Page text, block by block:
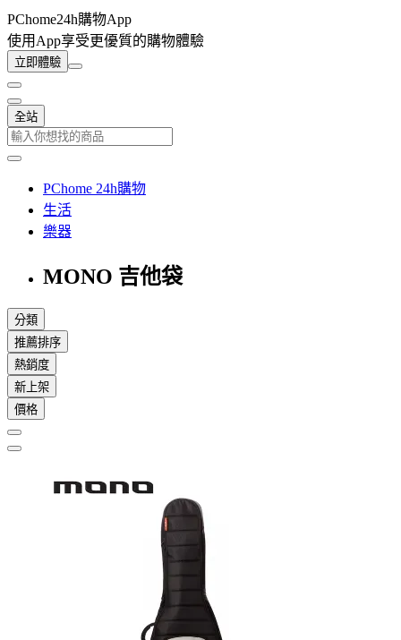
PChome24h購物App
使用App享受更優質的購物體驗
立即體驗
全站
PChome 24h購物
生活
樂器
MONO 吉他袋
分類
推薦排序
熱銷度
新上架
價格